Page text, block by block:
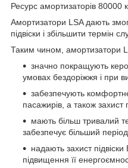
Ресурс амортизаторів 80000
Амортизатори LSA дають
підвіски і збільшити термін
Таким чином, амортизатори
значно покращують
умовах бездоріжжя і при
забезпечують
пасажирів, а також
мають більш тривалий
забезпечує більший
надають захист
підвищення її